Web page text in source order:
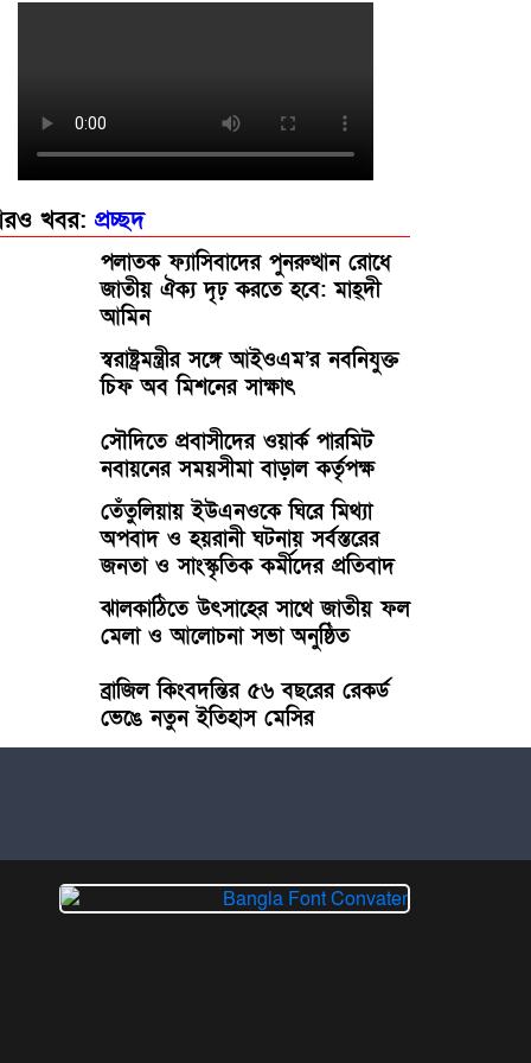
খবর: প্রচ্ছদ
পলাতক ফ্যাসিবাদের পুনরুত্থান রোধে
জাতীয় ঐক্য দৃঢ় করতে হবে: মাহ্দী
আমিন
স্বরাষ্ট্রমন্ত্রীর সঙ্গে আইওএম’র নবনিযুক্ত
চিফ অব মিশনের সাক্ষাৎ
সৌদিতে প্রবাসীদের ওয়ার্ক পারমিট
নবায়নের সময়সীমা বাড়াল কর্তৃপক্ষ
তেঁতুলিয়ায় ইউএনওকে ঘিরে মিথ্যা
অপবাদ ও হয়রানী ঘটনায় সর্বস্তরের
জনতা ও সাংস্কৃতিক কর্মীদের প্রতিবাদ
ঝালকাঠিতে উৎসাহের সাথে জাতীয় ফল
মেলা ও আলোচনা সভা অনুষ্ঠিত
ব্রাজিল কিংবদন্তির ৫৬ বছরের রেকর্ড
ভেঙে নতুন ইতিহাস মেসির